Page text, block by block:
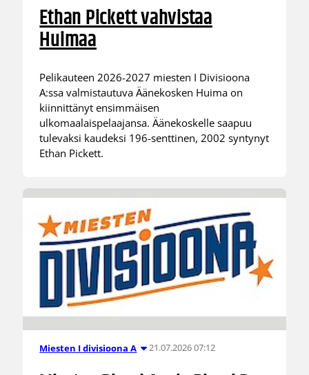
Ethan Pickett vahvistaa
Huimaa
Pelikauteen 2026-2027 miesten I Divisioona
A:ssa valmistautuva Äänekosken Huima on
kiinnittänyt ensimmäisen
ulkomaalaispelaajansa. Äänekoskelle saapuu
tulevaksi kaudeksi 196-senttinen, 2002 syntynyt
Ethan Pickett.
Miesten I divisioona A 21.07.2026 07:12